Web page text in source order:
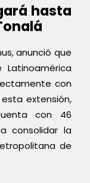
hasta
anunció que
con
extensión,
con 46
consolidar la
de